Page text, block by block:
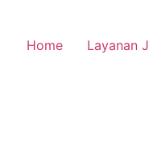
Home Layanan